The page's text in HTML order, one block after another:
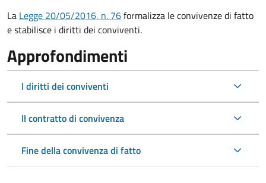
La Legge 20/05/2016, n. 76formalizza le convivenze di fatto
e stabilisce i diritti dei conviventi.
Approfondimenti
I diritti dei conviventi
Il contratto di convivenza
Fine della convivenza di fatto